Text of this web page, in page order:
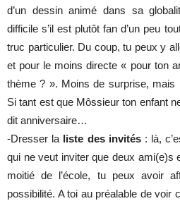
d’un dessin animé dans sa
difficile s’il est plutôt fan d’un peu
truc particulier. Du coup, tu peux y
et pour le moins directe « pour ton
thème ? ». Moins de surprise, mais
Si tant est que Môssieur ton enfant
dit anniversaire…
-Dresser la liste des invités: là,
qui ne veut inviter que deux ami(e)s
moitié de l’école, tu peux avoir
possibilité. A toi au préalable de voir